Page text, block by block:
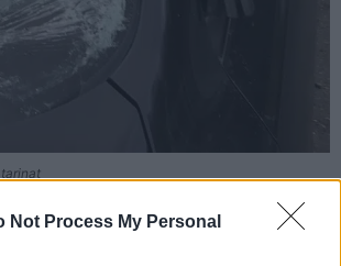
Not Process My Personal
Instagramissa